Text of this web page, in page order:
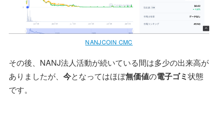
NANJCOIN CMC
その後、NANJ法人活動が続いている間は多少の出来高が
ありましたが、 今となってはほぼ無価値の電子ゴミ状態
です。